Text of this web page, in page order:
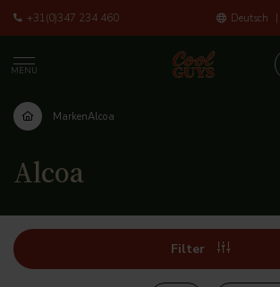
+31(0)347 234 460 Deutsch
MENU
MarkenAlcoa
Alcoa
Filter